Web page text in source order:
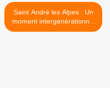
Saint André les Alpes : Un
moment intergénérationnel
magique à la maison de